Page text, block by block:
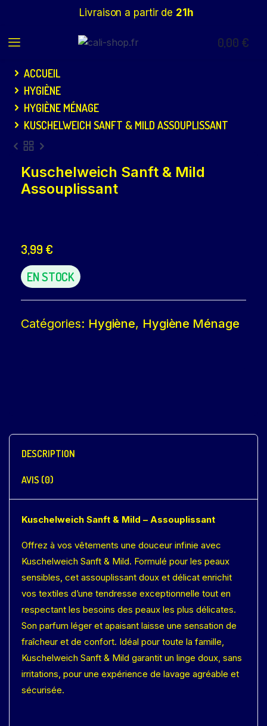
Livraison a partir de 21h
0,00 €
ACCUEIL
HYGIÈNE
HYGIÈNE MÉNAGE
KUSCHELWEICH SANFT & MILD ASSOUPLISSANT
Kuschelweich Sanft & Mild
Assouplissant
3,99 €
EN STOCK
Catégories: Hygiène, Hygiène Ménage
DESCRIPTION
AVIS (0)
Kuschelweich Sanft & Mild – Assouplissant
Offrez à vos vêtements une douceur infinie avec
Kuschelweich Sanft & Mild. Formulé pour les peaux
sensibles, cet assouplissant doux et délicat enrichit
vos textiles d’une tendresse exceptionnelle tout en
respectant les besoins des peaux les plus délicates.
Son parfum léger et apaisant laisse une sensation de
fraîcheur et de confort. Idéal pour toute la famille,
Kuschelweich Sanft & Mild garantit un linge doux, sans
irritations, pour une expérience de lavage agréable et
sécurisée.